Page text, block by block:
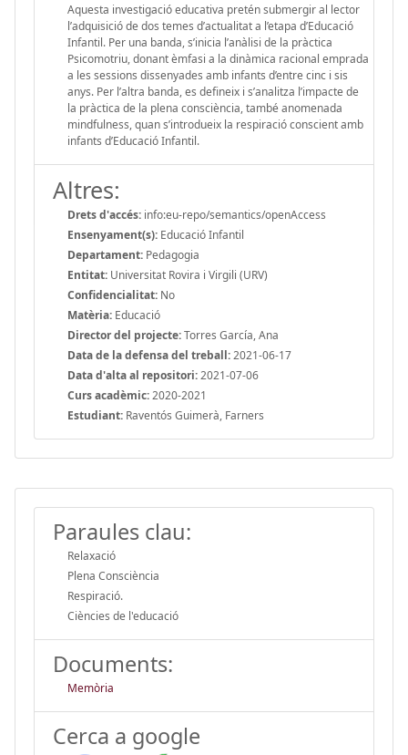
Aquesta investigació educativa pretén submergir al lector
l’adquisició de dos temes d’actualitat a l’etapa d’Educació
Infantil. Per una banda, s’inicia l’anàlisi de la pràctica
Psicomotriu, donant èmfasi a la dinàmica racional emprada
a les sessions dissenyades amb infants d’entre cinc i sis
anys. Per l’altra banda, es defineix i s’analitza l’impacte de
la pràctica de la plena consciència, també anomenada
mindfulness, quan s’introdueix la respiració conscient amb
infants d’Educació Infantil.
Altres:
Drets d'accés: info:eu-repo/semantics/openAccess
Ensenyament(s): Educació Infantil
Departament: Pedagogia
Entitat: Universitat Rovira i Virgili (URV)
Confidencialitat: No
Matèria: Educació
Director del projecte:Torres García, Ana
Data de la defensa del treball:2021-06-17
Data d'alta al repositori:2021-07-06
Curs acadèmic:2020-2021
Estudiant: Raventós Guimerà, Farners
Paraules clau:
Relaxació
Plena Consciència
Respiració.
Ciències de l'educació
Documents:
Memòria
Cerca a google